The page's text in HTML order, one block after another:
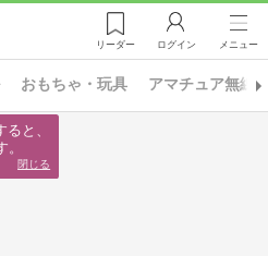
リーダー ログイン メニュー
おもちゃ・玩具 アマチュア無線
と、
閉じる